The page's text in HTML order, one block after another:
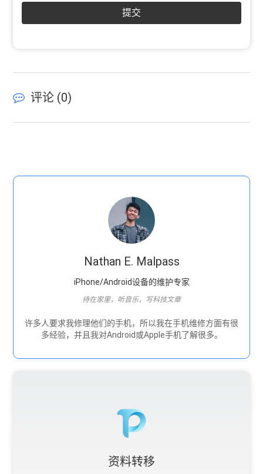
提交
评论 (0)
Nathan E. Malpass
iPhone/Android设备的维护专家
待在家里，听音乐，写科技文章
许多人要求我修理他们的手机，所以我在手机维修方面有很
多经验，并且我对Android或Apple手机了解很多。
资料转移